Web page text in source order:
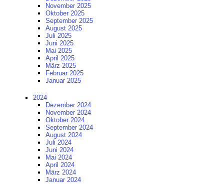
November 2025
Oktober 2025
September 2025
August 2025
Juli 2025
Juni 2025
Mai 2025
April 2025
März 2025
Februar 2025
Januar 2025
2024
Dezember 2024
November 2024
Oktober 2024
September 2024
August 2024
Juli 2024
Juni 2024
Mai 2024
April 2024
März 2024
Januar 2024